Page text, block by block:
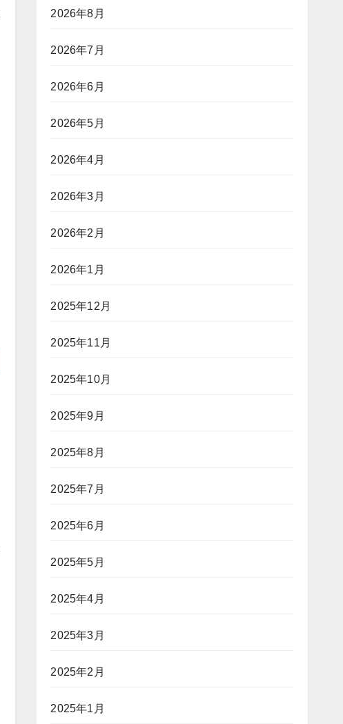
2026年8月
2026年7月
2026年6月
2026年5月
2026年4月
2026年3月
2026年2月
2026年1月
2025年12月
2025年11月
2025年10月
2025年9月
2025年8月
2025年7月
2025年6月
2025年5月
2025年4月
2025年3月
2025年2月
2025年1月